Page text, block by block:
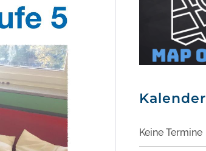
Kalender
Keine Termine